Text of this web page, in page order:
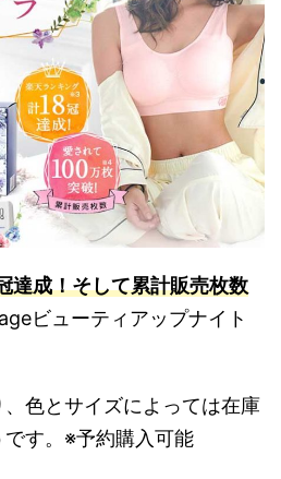
達成！そして累計販売枚数
ビューティアップナイト
色とサイズによっては在庫
す。※予約購入可能